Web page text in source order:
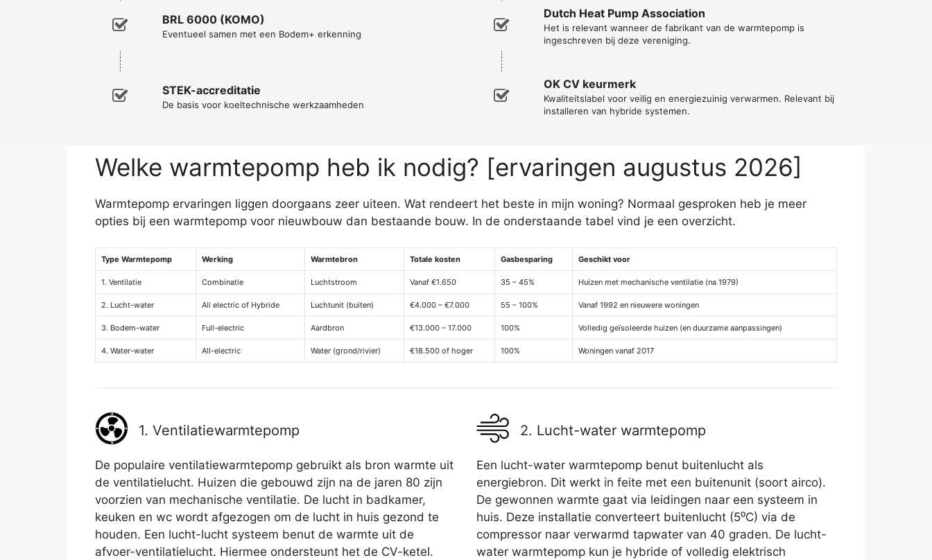
BRL 6000 (KOMO)
Eventueel samen met een Bodem+ erkenning
STEK-accreditatie
De basis voor koeltechnische werkzaamheden
Dutch Heat Pump Association
Het is relevant wanneer de fabrikant van de warmtepomp is
ingeschreven bij deze vereniging.
OK CV keurmerk
Kwaliteitslabel voor veilig en energiezuinig verwarmen. Relevant bij
installeren van hybride systemen.
Welke warmtepomp heb ik nodig? [ervaringen augustus 2026]
Warmtepomp ervaringen liggen doorgaans zeer uiteen. Wat rendeert het beste in mijn woning? Normaal gesproken heb je meer
opties bij een warmtepomp voor nieuwbouw dan bestaande bouw. In de onderstaande tabel vind je een overzicht.
Type Warmtepomp Werking Warmtebron Totale kosten Gasbesparing Geschikt voor
1. Ventilatie Combinatie Luchtstroom Vanaf €1.650 35 – 45% Huizen met mechanische ventilatie (na 1979)
2. Lucht-water All electric of Hybride Luchtunit (buiten) €4.000 – €7.000 55 – 100% Vanaf 1992 en nieuwere woningen
3. Bodem-water Full-electric Aardbron €13.000 – 17.000 100% Volledig geïsoleerde huizen (en duurzame aanpassingen)
4. Water-water All-electric Water (grond/rivier) €18.500 of hoger 100% Woningen vanaf 2017
1. Ventilatiewarmtepomp
De populaire ventilatiewarmtepomp gebruikt als bron warmte uit
de ventilatielucht. Huizen die gebouwd zijn na de jaren 80 zijn
voorzien van mechanische ventilatie. De lucht in badkamer,
keuken en wc wordt afgezogen om de lucht in huis gezond te
houden. Een lucht-lucht systeem benut de warmte uit de
afvoer-ventilatielucht. Hiermee ondersteunt het de CV-ketel.
2. Lucht-water warmtepomp
Een lucht-water warmtepomp benut buitenlucht als
energiebron. Dit werkt in feite met een buitenunit (soort airco).
De gewonnen warmte gaat via leidingen naar een systeem in
huis. Deze installatie converteert buitenlucht (5⁰C) via de
compressor naar verwarmd tapwater van 40 graden. De lucht-
water warmtepomp kun je hybride of volledig elektrisch